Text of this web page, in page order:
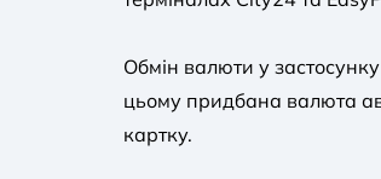
Обмін валюти у
цьому придбана валюта
картку.